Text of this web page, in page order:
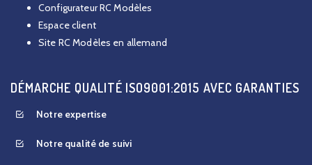
Configurateur RC Modèles
Espace client
Site RC Modèles en allemand
DÉMARCHE QUALITÉ ISO9001:2015 AVEC GARANTIES
Notre expertise
Notre qualité de suivi